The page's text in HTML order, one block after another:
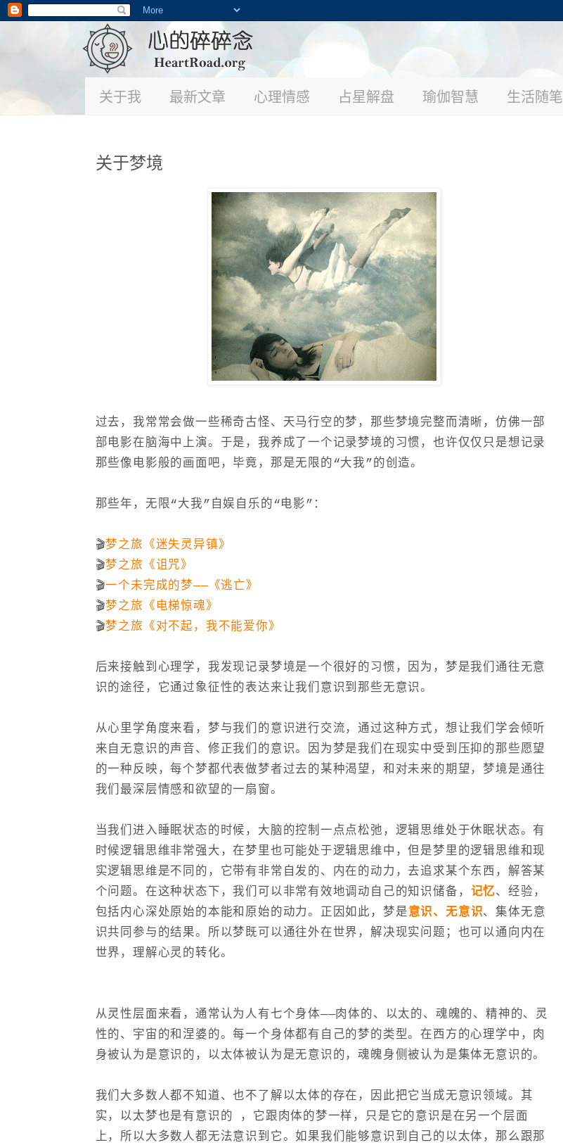
关于我 最新文章 心理情感 占星解盘 瑜伽智慧 生活随笔
关于梦境
过去，我常常会做一些稀奇古怪、天马行空的梦，那些梦境完整而清晰，仿佛一部
部电影在脑海中上演。于是，我养成了一个记录梦境的习惯，也许仅仅只是想记录
那些像电影般的画面吧，毕竟，那是无限的“大我”的创造。
那些年，无限“大我”自娱自乐的“电影”：
🎬梦之旅《迷失灵异镇》
🎬梦之旅《诅咒》
🎬一个未完成的梦——《逃亡》
🎬梦之旅《电梯惊魂》
🎬梦之旅《对不起，我不能爱你》
后来接触到心理学，我发现记录梦境是一个很好的习惯，因为，梦是我们通往无意
识的途径，它通过象征性的表达来让我们意识到那些无意识。
从心里学角度来看，梦与我们的意识进行交流，通过这种方式，想让我们学会倾听
来自无意识的声音、修正我们的意识。因为梦是我们在现实中受到压抑的那些愿望
的一种反映，每个梦都代表做梦者过去的某种渴望，和对未来的期望，梦境是通往
我们最深层情感和欲望的一扇窗。
当我们进入睡眠状态的时候，大脑的控制一点点松弛，逻辑思维处于休眠状态。有
时候逻辑思维非常强大，在梦里也可能处于逻辑思维中，但是梦里的逻辑思维和现
实逻辑思维是不同的，它带有非常自发的、内在的动力，去追求某个东西，解答某
个问题。在这种状态下，我们可以非常有效地调动自己的知识储备， 记忆、经验，
包括内心深处原始的本能和原始的动力。正因如此，梦是意识、无意识、集体无意
识共同参与的结果。所以梦既可以通往外在世界，解决现实问题；也可以通向内在
世界，理解心灵的转化。
从灵性层面来看，通常认为人有七个身体——肉体的、以太的、魂魄的、精神的、灵
性的、宇宙的和涅婆的。每一个身体都有自己的梦的类型。在西方的心理学中，肉
身被认为是意识的，以太体被认为是无意识的，魂魄身侧被认为是集体无意识的。
我们大多数人都不知道、也不了解以太体的存在，因此把它当成无意识领域。其
实，以太梦也是有意识的 ，它跟肉体的梦一样，只是它的意识是在另一个层面
上，所以大多数人都无法意识到它。如果我们能够意识到自己的以太体，那么跟那